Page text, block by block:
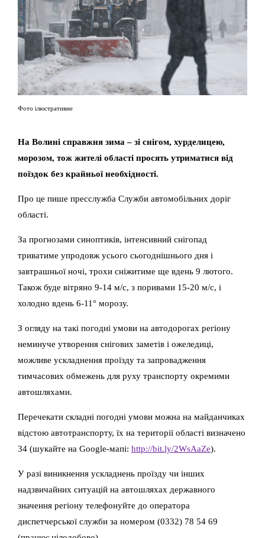
Фото ілюстративне
На Волині справжня зима – зі снігом, хурделицею,
морозом, тож жителі області просять утриматися від
поїздок без крайньої необхідності.
Про це пише пресслужба Служби автомобільних доріг
області.
За прогнозами синоптиків, інтенсивний снігопад
триватиме упродовж усього сьогоднішнього дня і
завтрашньої ночі, трохи сніжитиме ще вдень 9 лютого.
Також буде вітряно 9-14 м/с, з поривами 15-20 м/с, і
холодно вдень 6-11° морозу.
З огляду на такі погодні умови на автодорогах регіону
неминуче утворення снігових заметів і ожеледиці,
можливе ускладнення проїзду та запровадження
тимчасових обмежень для руху транспорту окремими
автошляхами.
Перечекати складні погодні умови можна на майданчиках
відстою автотранспорту, їх на території області визначено
34 (шукайте на Google-мапі: http://bit.ly/2WsAaZe).
У разі виникнення ускладнень проїзду чи інших
надзвичайних ситуацій на автошляхах державного
значення регіону телефонуйте до оператора
диспетчерської служби за номером (0332) 78 54 69